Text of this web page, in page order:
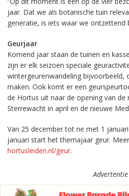
jaar. Dat we als botanische tuin
generatie, is iets waar we ontzettend
Geurjaar
Komend jaar staan de tuinen en
zijn er elk seizoen speciale
wintergeurenwandeling bijvoorbeeld,
maken. Ook komt er een
de Hortus uit naar de opening van
Sterrewacht in april en de nieuwe
Van 25 december tot ne met 1
januari start het themajaar geur.
hortusleiden.nl/geur.
Advertentie